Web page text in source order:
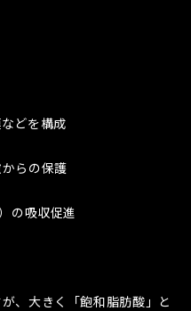
どを構成
らの保護
の吸収促進
、大きく「飽和脂肪酸」と